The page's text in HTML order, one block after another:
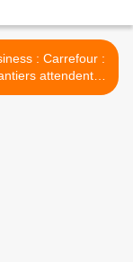
: Carrefour :
attendent le
PDG Alexandre